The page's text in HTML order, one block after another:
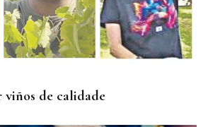
un incendio forestal en una
de calidade